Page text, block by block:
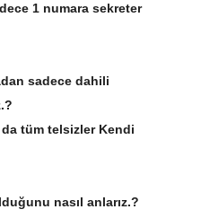
1 numara sekreter
sadece dahili
tüm telsizler Kendi
nasıl anlarız.?